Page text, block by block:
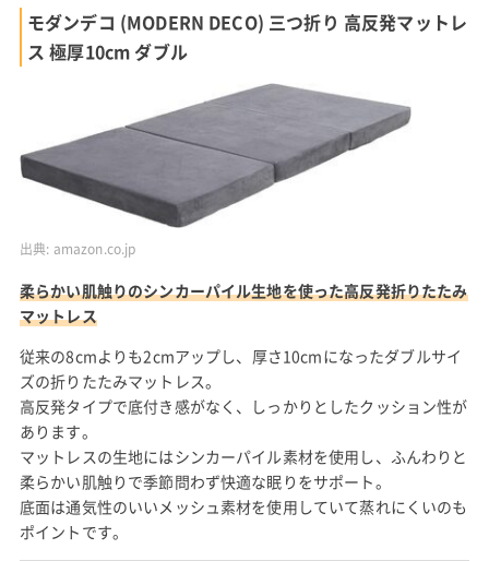
モダンデコ (MODERN DECO) 三つ折り 高反発マットレ
ス 極厚10cm ダブル
出典: amazon.co.jp
柔らかい肌触りのシンカーパイル生地を使った高反発折りたたみ
マットレス
従来の8cmよりも2cmアップし、厚さ10cmになったダブルサイ
ズの折りたたみマットレス。
高反発タイプで底付き感がなく、しっかりとしたクッション性が
あります。
マットレスの生地にはシンカーパイル素材を使用し、ふんわりと
柔らかい肌触りで季節問わず快適な眠りをサポート。
底面は通気性のいいメッシュ素材を使用していて蒸れにくいのも
ポイントです。